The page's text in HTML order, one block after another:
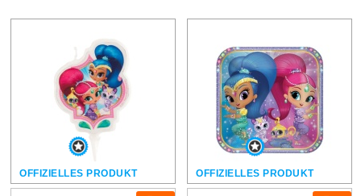
OFFIZIELLES PRODUKT OFFIZIELLES PRODUKT